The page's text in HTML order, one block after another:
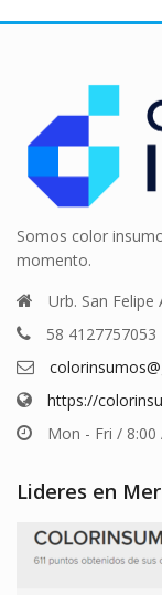
Somos color
momento.
Urb. San Felipe
58 4127757053
https://
Mon - Fri / 8:00
Lideres en